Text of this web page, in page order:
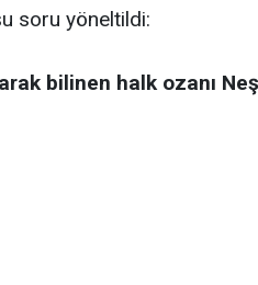
soru yöneltildi:
bilinen halk ozanı